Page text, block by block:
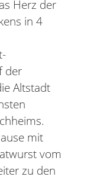
Herz der
in 4
der
Altstadt
mit
vom
zu den